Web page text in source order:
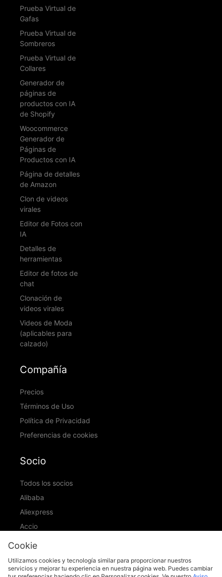
Prueba Virtual de
Gafas
Prueba Virtual de
Sombreros
Prueba Virtual de
Collares
Generador de
páginas de
productos con IA
de Shopify
Woocommerce
Generador de
Páginas de
Productos con IA
Página de detalles
de Amazon
Clon de videos
virales
Editor de Fotos con
IA
Detalles de
herramientas
Editor de fotos de
chat
Clonación de
videos virales
Videos de Moda
(aplicables para
calzado)
Compañía
Precios
Términos de Uso
Política de Privacidad
Preferencias de cookies
Socio
Todos los socios
Alibaba
Aliexpress
Accio
ID Ranking
Cookie
Utilizamos cookies y tecnología similar para proporcionar nuestros
servicios y mejorar tu experiencia en nuestra página web. Puedes cambiar